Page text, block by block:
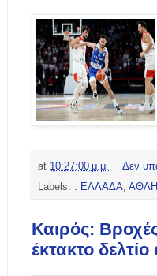
at 10:27:00 μ.μ.
Δεν
Labels: . ΕΛΛΑΔΑ,
Καιρός:
έκτακτο